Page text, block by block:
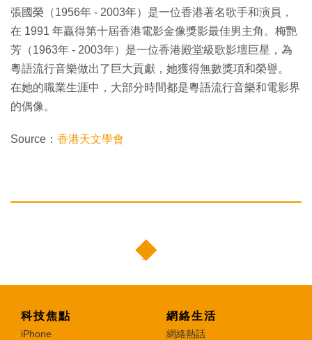
張國榮（1956年 - 2003年）是一位香港著名歌手和演員，
在 1991 年贏得第十屆香港電影金像獎影最佳男主角。梅艷
芳（1963年 - 2003年）是一位香港殿堂級歌影壇巨星，為
粵語流行音樂做出了巨大貢獻，她獲得無數獎項和榮譽。
在她的職業生涯中，大部分時間都是粵語流行音樂和電影界
的偶像。
Source： 香港天文學會
科技焦點
iPhone
網絡生活
網絡熱話